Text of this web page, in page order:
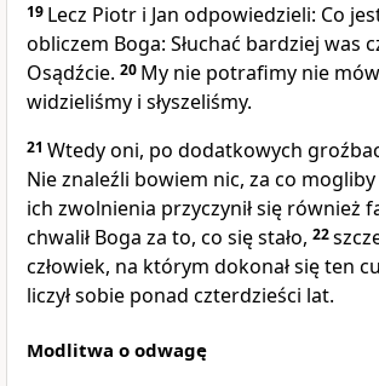
19 Lecz Piotr i Jan odpowiedzieli: Co
obliczem Boga: Słuchać bardziej was
Osądźcie. 20 My nie potrafimy nie
widzieliśmy i słyszeliśmy.
21 Wtedy oni, po dodatkowych
Nie znaleźli bowiem nic, za co
ich zwolnienia przyczynił się również
chwalił Boga za to, co się stało, 22
człowiek, na którym dokonał się ten
liczył sobie ponad czterdzieści lat.
Modlitwa o odwagę